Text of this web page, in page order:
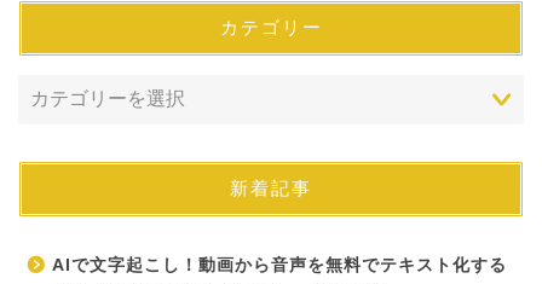
カテゴリー
新着記事
AIで文字起こし！動画から音声を無料でテキスト化する